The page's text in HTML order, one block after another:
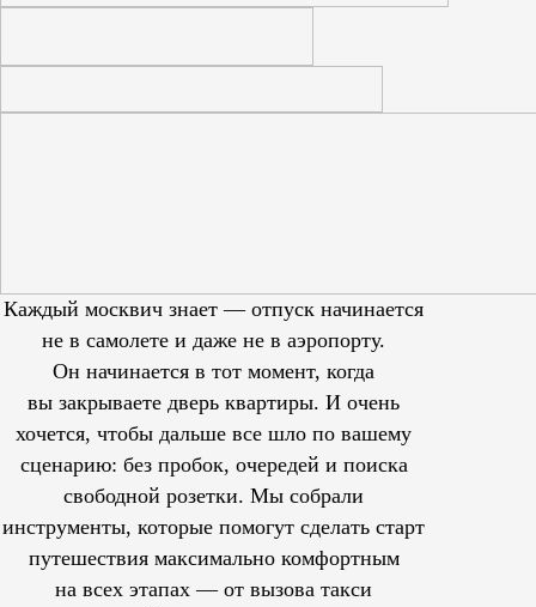
Каждый москвич знает — отпуск начинается
не в самолете и даже не в аэропорту.
Он начинается в тот момент, когда
вы закрываете дверь квартиры. И очень
хочется, чтобы дальше все шло по вашему
сценарию: без пробок, очередей и поиска
свободной розетки. Мы собрали
инструменты, которые помогут сделать старт
путешествия максимально комфортным
на всех этапах — от вызова такси